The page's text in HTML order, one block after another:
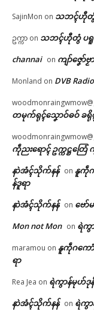
SajinMon on သဘၚ်ဟီုတွံ
ဥက္ကာ on သဘၚ်ဟီုတွံ ပရူဝ
channai on ကျာ်ဇၞော်
Monland on DVB
တမုက်ရုၚ်သၞောဝ်ဓဝ် ခ
ကဵုညးရောၚ် ဥက္ကဋ္ဌတြေံ
နာဲအံၚ်သိုက်နန် on နူကဵု
န်ဒူရာ
နာဲအံၚ်သိုက်နန် on ဗော်
Mon not Mon on ရဲကွ
maramou on နူကဵုဂကေ
ရာ
Rea Jea on ရဲကွာန်မုဟ်ဒု
နာဲအံၚ်သိုက်နန် on ရဲကွ